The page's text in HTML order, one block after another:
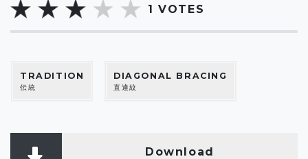
1 VOTES
TRADITION
伝統
DIAGONAL BRACING
直違紋
Download